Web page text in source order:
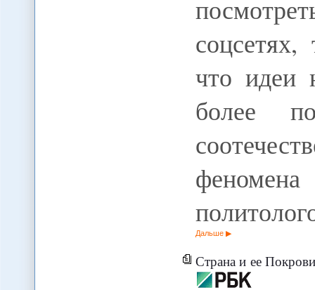
что идеи
более
Дальше
Страна и ее